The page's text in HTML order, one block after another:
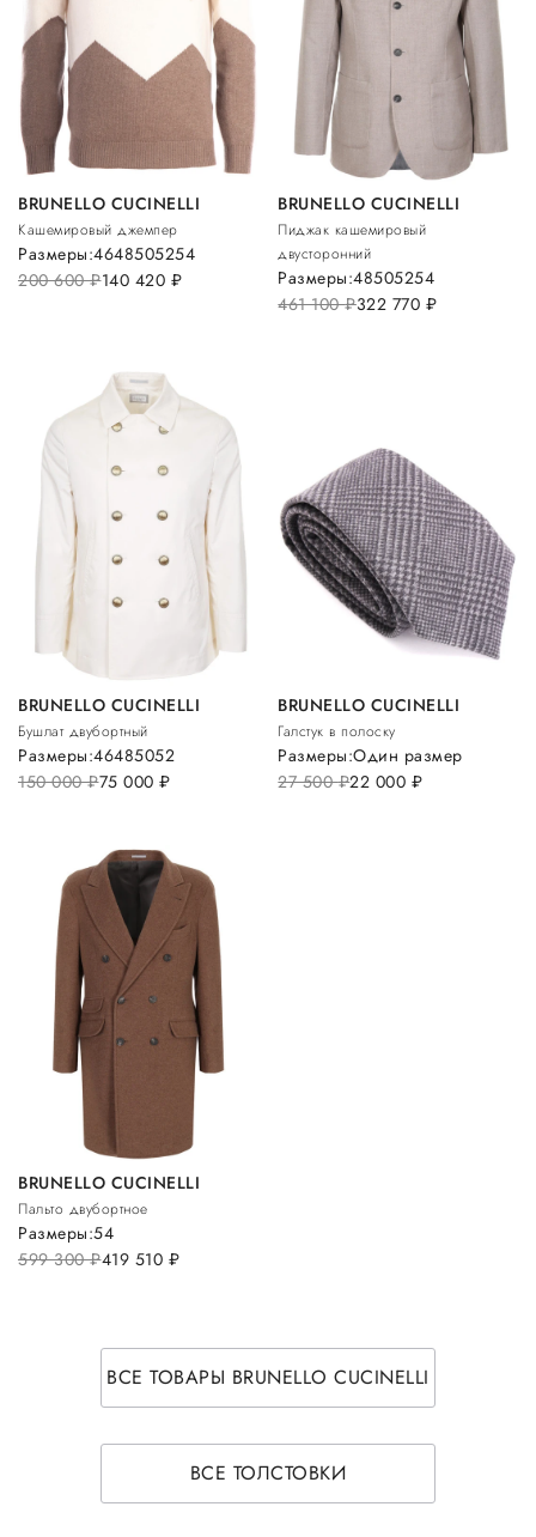
BRUNELLO CUCINELLI
Кашемировый джемпер
200 600руб.140 420 руб.
Размеры:4648505254
BRUNELLO CUCINELLI
Пиджак кашемировый
двусторонний
461 100руб.322 770 руб.
Размеры:48505254
BRUNELLO CUCINELLI
Бушлат двубортный
150 000руб.75 000 руб.
Размеры:46485052
BRUNELLO CUCINELLI
Галстук в полоску
27 500руб.22 000 руб.
Размеры:Один размер
BRUNELLO CUCINELLI
Пальто двубортное
599 300руб.419 510 руб.
Размеры:54
ВСЕ ТОВАРЫ BRUNELLO CUCINELLI
ВСЕ ТОЛСТОВКИ